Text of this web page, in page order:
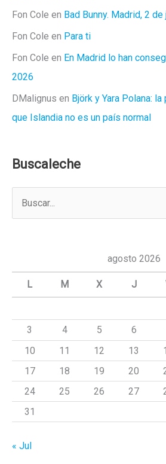
Fon Cole en Bad Bunny. Madrid, 2
Fon Cole en Para ti
Fon Cole en En Madrid lo han
2026
DMalignus en Björk y Yara Polana:
que Islandia no es un país normal
Buscaleche
a
agosto 2026
L M X J
3
4 5 6
10
11 12 13
17
18 19 20
24
25 26 27
31
« Jul